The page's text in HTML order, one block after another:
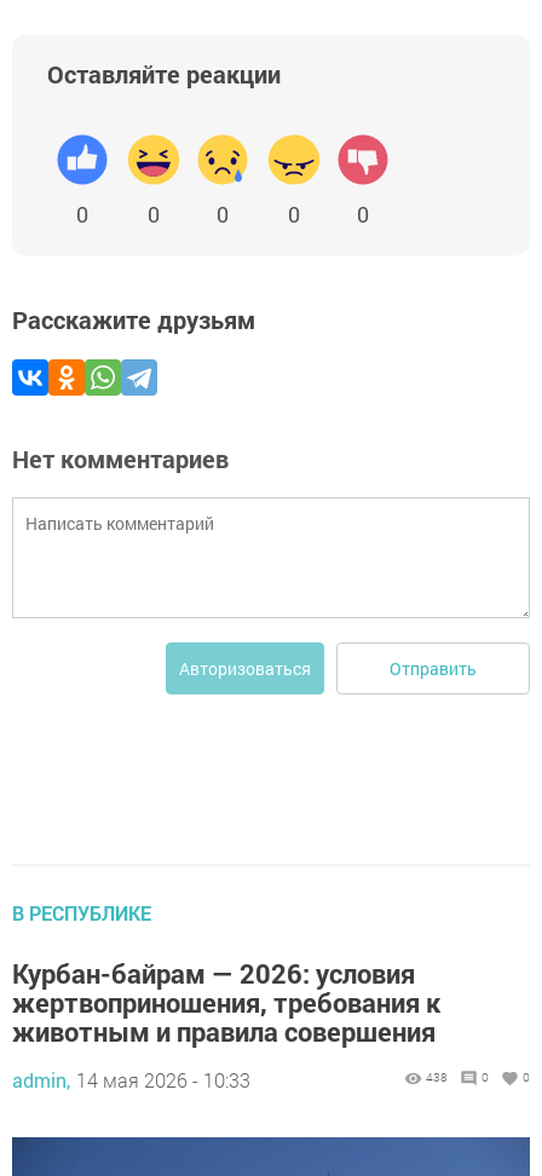
Оставляйте реакции
0 0 0 0 0
Расскажите друзьям
Нет комментариев
Авторизоваться Отправить
В РЕСПУБЛИКЕ
Курбан-байрам — 2026: условия
жертвоприношения, требования к
животным и правила совершения
admin, 14 мая 2026 - 10:33 438 0 0